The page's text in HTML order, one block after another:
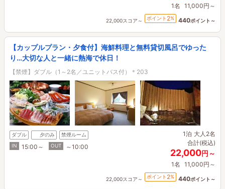
1名 11,000円～
22,000スコア～ ポイント 2% 440ポイント～
【カップルプラン・夕食付】海鮮料理と無料貸切風呂でゆった
り…大切な人と一緒に熱海で休日！
【禁煙】ダブル（1～2名／ユニットバス付）＊203
ダブル 夕のみ
禁煙ルーム
IN
15:00～ OUT ～10:00
1泊 大人2名
合計(税込)
22,000円～
1名 11,000円～
22,000スコア～ ポイント 2% 440ポイント～